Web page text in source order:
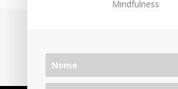
Política de Privacidade
Mindfulness